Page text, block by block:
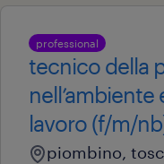
professional
tecnico della
lavoro (f/m/
piombino,